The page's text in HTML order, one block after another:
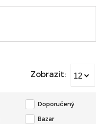
Zobrazit: 12
Doporučený
Bazar